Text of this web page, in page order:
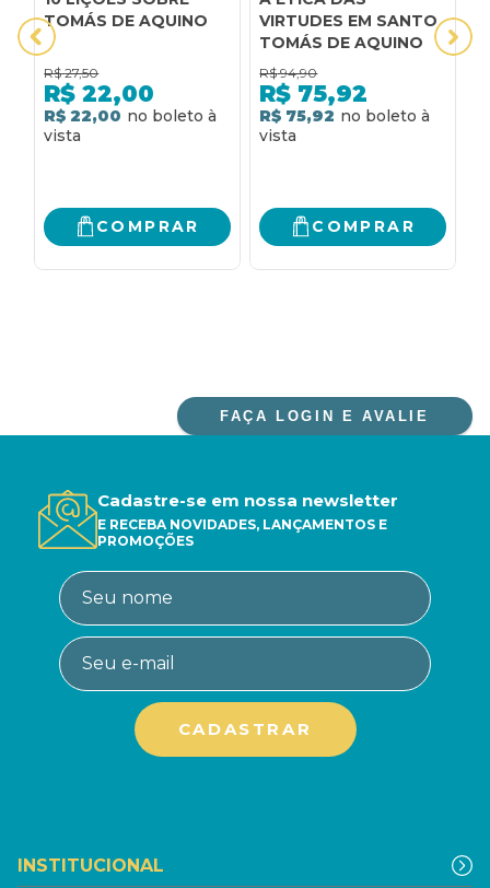
TOMÁS DE AQUINO
R$ 27,50
R$ 22,00
R$ 22,00
COMPRAR
VIRTUDES EM SANTO
TOMÁS DE AQUINO
R$ 94,90
R$ 75,92
R$ 75,92
COMPRAR
FAÇA LOGIN E AVALIE
Cadastre-se em nossa newsletter
E RECEBA NOVIDADES, LANÇAMENTOS E
PROMOÇÕES
INSTITUCIONAL